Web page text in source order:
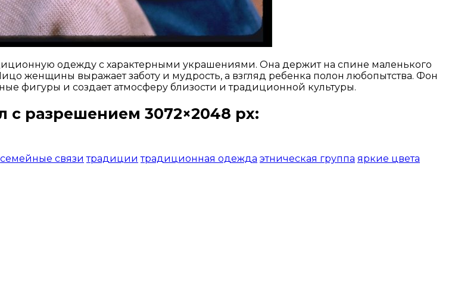
одежду с характерными украшениями. Она держит на спине маленького
женщины выражает заботу и мудрость, а взгляд ребенка полон любопытства. Фон
фигуры и создает атмосферу близости и традиционной культуры.
с разрешением 3072×2048 px:
семейные связи традиции традиционная одежда этническая группа яркие цвета